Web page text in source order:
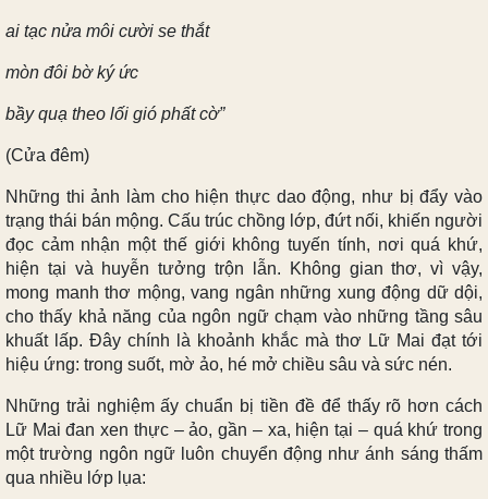
ai tạc nửa môi cười se thắt
mòn đôi bờ ký ức
bầy quạ theo lối gió phất cờ”
(Cửa đêm)
Những thi ảnh làm cho hiện thực dao động, như bị đẩy vào
trạng thái bán mộng. Cấu trúc chồng lớp, đứt nối, khiến người
đọc cảm nhận một thế giới không tuyến tính, nơi quá khứ,
hiện tại và huyễn tưởng trộn lẫn. Không gian thơ, vì vậy,
mong manh thơ mộng, vang ngân những xung động dữ dội,
cho thấy khả năng của ngôn ngữ chạm vào những tầng sâu
khuất lấp. Đây chính là khoảnh khắc mà thơ Lữ Mai đạt tới
hiệu ứng: trong suốt, mờ ảo, hé mở chiều sâu và sức nén.
Những trải nghiệm ấy chuẩn bị tiền đề để thấy rõ hơn cách
Lữ Mai đan xen thực – ảo, gần – xa, hiện tại – quá khứ trong
một trường ngôn ngữ luôn chuyển động như ánh sáng thấm
qua nhiều lớp lụa: